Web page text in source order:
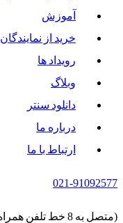
آموزش
خرید از نمایندگان
رویداد ها
وبلاگ
دانلود سنتر
درباره ما
ارتباط با ما
021-91092577
(متصل به 8 خط تلفن همراه کارشناسان)